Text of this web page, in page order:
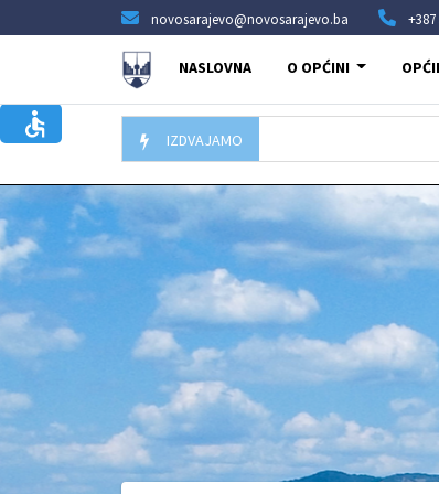
novosarajevo@novosarajevo.ba +387
NASLOVNA O OPĆINI
IZDVAJAMO